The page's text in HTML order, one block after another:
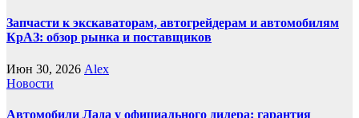
Запчасти к экскаваторам, автогрейдерам и автомобилям
КрАЗ: обзор рынка и поставщиков
Июн 30, 2026 Alex
Новости
Автомобили Лада у официального дилера: гарантия